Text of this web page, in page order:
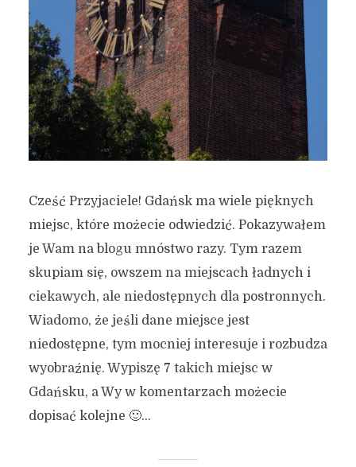
Cześć Przyjaciele! Gdańsk ma wiele pięknych
miejsc, które możecie odwiedzić. Pokazywałem
je Wam na blogu mnóstwo razy. Tym razem
skupiam się, owszem na miejscach ładnych i
ciekawych, ale niedostępnych dla postronnych.
Wiadomo, że jeśli dane miejsce jest
niedostępne, tym mocniej interesuje i rozbudza
wyobraźnię. Wypiszę 7 takich miejsc w
Gdańsku, a Wy w komentarzach możecie
dopisać kolejne 🙂...